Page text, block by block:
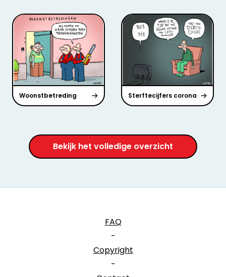
Woonstbetreding Sterftecijfers corona
Bekijk het volledige overzicht
FAQ
-
Copyright
-